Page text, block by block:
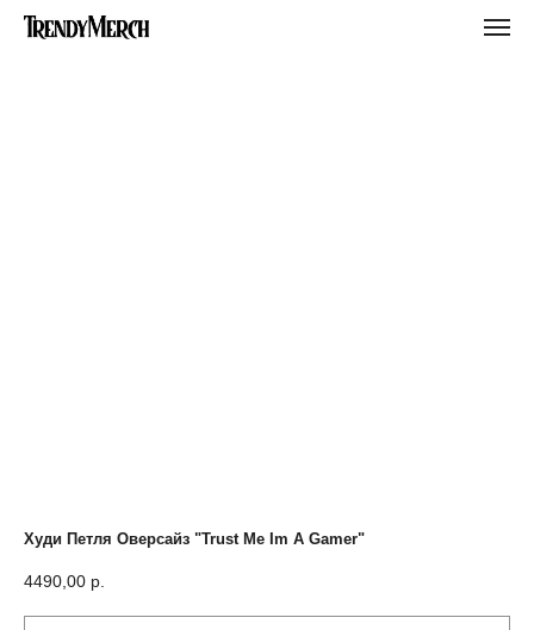
Худи Петля Оверсайз "Trust Me Im A Gamer"
4490,00 р.